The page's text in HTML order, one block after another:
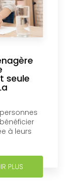
seule
à leurs
PLUS